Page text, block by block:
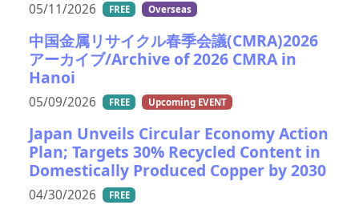
05/11/2026 FREE Overseas
中国金属リサイクル春季会議(CMRA)2026
アーカイブ/Archive of 2026 CMRA in
Hanoi
05/09/2026 FREE Upcoming EVENT
Japan Unveils Circular Economy Action
Plan; Targets 30% Recycled Content in
Domestically Produced Copper by 2030
04/30/2026 FREE